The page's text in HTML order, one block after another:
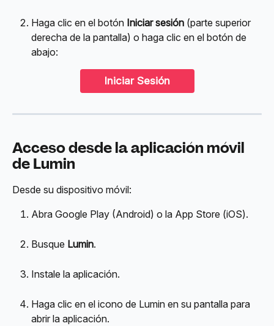
Haga clic en el botón Iniciar sesión (parte superior
derecha de la pantalla) o haga clic en el botón de
abajo:
Iniciar Sesión
Acceso desde la aplicación móvil
de Lumin
Desde su dispositivo móvil:
Abra Google Play (Android) o la App Store (iOS).
Busque Lumin.
Instale la aplicación.
Haga clic en el icono de Lumin en su pantalla para
abrir la aplicación.